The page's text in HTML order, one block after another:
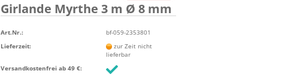
Konto erstellen
Gir­lan­de Myr­t­he 3 m Ø 8 mm
Art.Nr.:
bf-059-2353801
Lieferzeit:
zur Zeit nicht
lieferbar
Versandkostenfrei ab 49 €: